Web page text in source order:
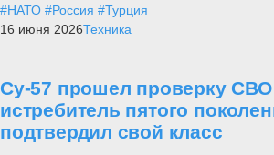
#НАТО #Россия #Турция
16 июня 2026Техника
Су-57 прошел проверку
истребитель пятого
подтвердил свой класс